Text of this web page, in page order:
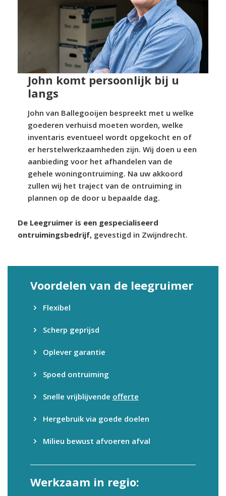
John komt persoonlijk bij u
langs
John van Ballegooijen bespreekt met u welke
goederen verhuisd moeten worden, welke
inventaris eventueel wordt opgekocht en of
er herstelwerkzaamheden zijn. Wij doen u een
aanbieding voor het afhandelen van de
gehele woningontruiming. Na uw akkoord
zullen wij het traject van de ontruiming in
plannen op de door u bepaalde dag.
De Leegruimer is een gespecialiseerd
ontruimingsbedrijf, gevestigd in Zwijndrecht.
Voordelen van de leegruimer
Flexibel
Scherp geprijsd
Oplever garantie
Spoed ontruiming
Snelle vrijblijvende offerte
Hergebruik via goede doelen
Milieu bewust afvoeren afval
Werkzaam in regio: